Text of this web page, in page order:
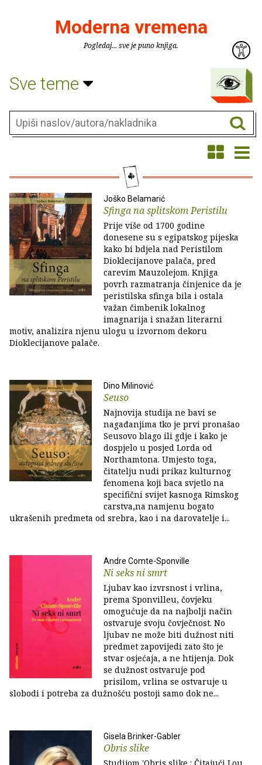
Moderna vremena
Pogledaj... sve je puno knjiga.
Sve teme
Joško Belamarić
Sfinga na splitskom Peristilu
Prije više od 1700 godine
donesene su s egipatskog pijeska
kako bi bdjela nad Peristilom
Dioklecijanove palača, pred
carevim Mauzolejom. Knjiga
povrh razmatranja činjenice da je
peristilska sfinga bila i ostala
važan čimbenik lokalnog
imagnarija i snažan literarni
motiv, analizira njenu ulogu u izvornom dekoru
Dioklecijanove palače.
Dino Milinović
Seuso
Najnovija studija ne bavi se
nagađanjima tko je prvi pronašao
Seusovo blago ili gdje i kako je
dospjelo u posjed Lorda od
Northamtona. Umjesto toga,
čitatelju nudi prikaz kulturnog
fenomena koji baca svjetlo na
specifični svijet kasnoga Rimskog
carstva,na namjenu bogato
ukrašenih predmeta od srebra, kao i na darovatelje i...
Andre Comte-Sponville
Ni seks ni smrt
Ljubav kao izvrsnost i vrlina,
prema Sponvilleu, čovjeku
omogućuje da na najbolji način
ostvaruje svoju čovječnost. No
ljubav ne može biti dužnost niti
predmet zapovijedi zato što je
stvar osjećaja, a ne htijenja. Dok
se dužnost ostvaruje pod
prisilom, vrlina se ostvaruje u
slobodi i potreba za dužnošću postoji samo dok ne...
Gisela Brinker-Gabler
Obris slike